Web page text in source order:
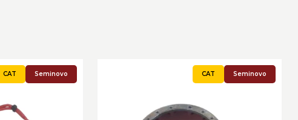
Seminovo Seminovo